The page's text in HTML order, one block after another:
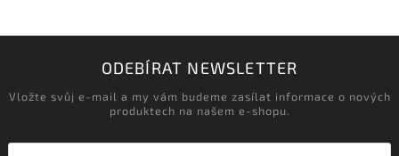
ODEBÍRAT NEWSLETTER
Vložte svůj e-mail a my vám budeme zasílat informace o nových
produktech na našem e-shopu.